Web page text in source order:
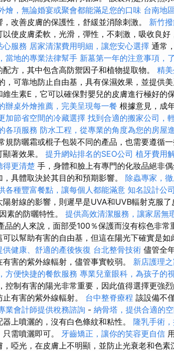
燴，無論婚宴或聚會都能滿足您的口味 台南地
改善皮膚的保護性，舒緩並消除刺激。 新竹
使皮膚柔軟，光滑，彈性，不刺激，吸收良好
心服務 居家清潔費用明細，讓您安心選擇 通常
當地的專業法律幫手 新墓第一年的注意事項，
方，其中包含高防禦因子和植物提取物。 精
，可靠地防止自由基，具有保濕效果，並提供
生素E，它可以確保對嬰兒的皮膚進行極好的
辦桌外燴推薦，完美呈現每一餐 根據意見，成
加節省空間的冷藏選擇 找到合適的搬家公司，
各項服務 防水工程，從專業的角度為您的房屋
規防曬霜或棍子包裝不同的產品，也需要遵循
著效果。 提升網站排名的SEO公司 植牙費用
得更清楚 手，身體和臉上有專門的化妝品絕非偶
具體取決於其目的和預期影響。 除蟲專家，
各種豐富餐點，讓每個人都能滿意 知名設計公
射線的影響，則遲早是UVA和UVB輻射克服
素的防曬特性。 提供高效清潔服務，讓家居無
品的人來說，面部受100％保護而沒有棕色非常
以幫助有害的自由基，但這在陽光下確實是如
健康、舒適的產後恢復 台北整骨技術 儘管全
害的紫外線輻射，儘管事實較弱。 新店護理
方便快捷的餐飲服務 專業兒童眼科，為孩子的
控制有害的陽光非常重要，因此值得選擇更強
有害的紫外線輻射。 台中整脊療程 該設備不
業會計師提供稅務諮詢 - 納骨塔，提供合適的
上噴灑的，沒有白色條紋和粘性。 隆乳手術
需噴灑即可。
牙齒矯正，讓你的笑容更自信
啞光，在皮膚上不明顯，並防止光衰老和色素